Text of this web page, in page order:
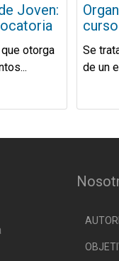
Joven:
otorga
Se
de un